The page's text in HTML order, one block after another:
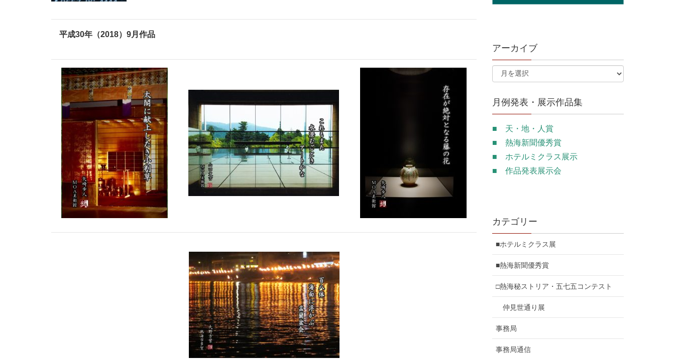
平成30年（2018）9月作品
アーカイブ
月例発表・展示作品集
■ 天・地・人賞
■ 熱海新聞優秀賞
■ ホテルミクラス展示
■ 作品発表展示会
カテゴリー
■ホテルミクラス展
■熱海新聞優秀賞
□熱海秘ストリア・五七五コンテスト
仲見世通り展
事務局
事務局通信